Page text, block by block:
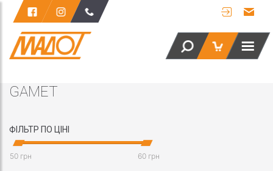
GAMET
ФІЛЬТР ПО ЦІНІ
50 грн 60 грн